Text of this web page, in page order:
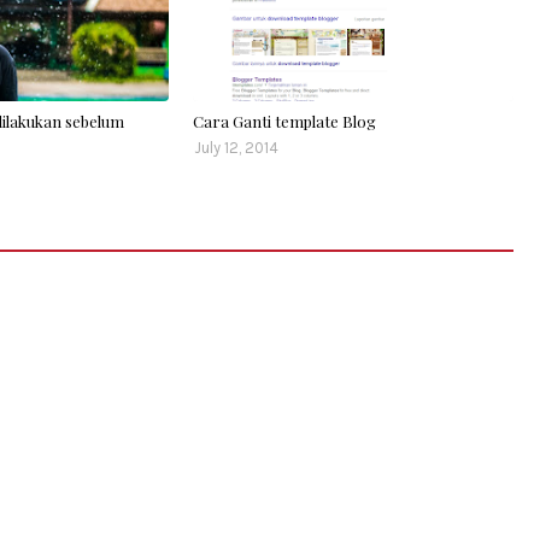
sebelum Cara Ganti template Blog
July 12, 2014